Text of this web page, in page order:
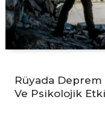
Rüyada Deprem
Ve Psikolojik